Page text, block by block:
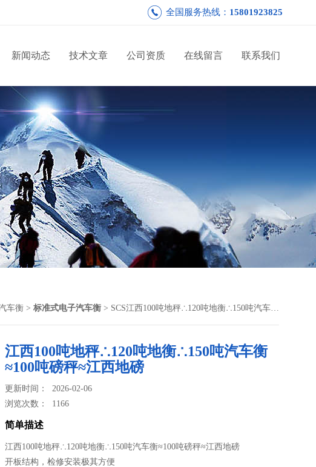
全国服务热线： 15801923825
新闻动态 技术文章 公司资质 在线留言 联系我们
车衡 > 标准式电子汽车衡 > SCS江西100吨地秤∴120吨地衡∴150吨汽车衡≈100吨磅秤≈江西地磅
江西100吨地秤∴120吨地衡∴150吨汽车衡
≈100吨磅秤≈江西地磅
更新时间： 2026-02-06
浏览次数： 1166
简单描述
江西100吨地秤∴120吨地衡∴150吨汽车衡≈100吨磅秤≈江西地磅
开板结构，检修安装极其方便